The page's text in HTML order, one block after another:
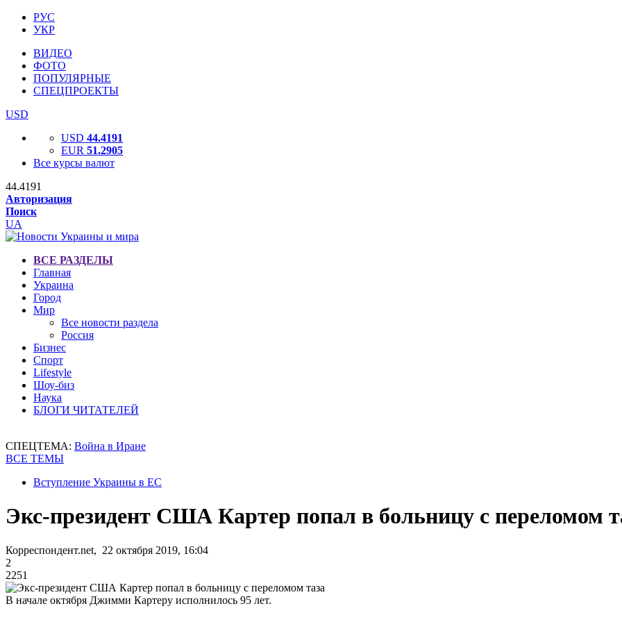
РУС
УКР
ВИДЕО
ФОТО
ПОПУЛЯРНЫЕ
СПЕЦПРОЕКТЫ
USD
USD 44.4191
EUR 51.2905
Все курсы валют
44.4191
Авторизация
Поиск
UA
ВСЕ РАЗДЕЛЫ
Главная
Украина
Город
Мир
Все новости раздела
Россия
Бизнес
Спорт
Lifestyle
Шоу-биз
Наука
БЛОГИ ЧИТАТЕЛЕЙ
СПЕЦТЕМА: Война в Иране
ВСЕ ТЕМЫ
Вступление Украины в ЕС
Экс-президент США Картер попал в больницу с переломом
Корреспондент.net, 22 октября 2019, 16:04
2
2251
В начале октября Джимми Картеру исполнилось 95 лет.